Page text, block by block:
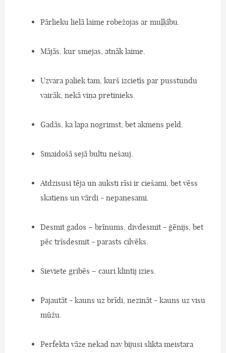
Pārlieku lielā laime robežojas ar muļķību.
Mājās, kur smejas, atnāk laime.
Uzvara paliek tam, kurš izcietīs par pusstundu
vairāk, nekā viņa pretinieks.
Gadās, ka lapa nogrimst, bet akmens peld.
Smaidošā sejā bultu nešauj.
Atdzisusi tēja un auksti rīsi ir ciešami, bet vēss
skatiens un vārdi - nepanesami.
Desmit gados – brīnums, divdesmit - ģēnijs, bet
pēc trīsdesmit - parasts cilvēks.
Sieviete gribēs – cauri klintij izies.
Pajautāt - kauns uz brīdi, nezināt - kauns uz visu
mūžu.
Perfekta vāze nekad nav bijusi slikta meistara